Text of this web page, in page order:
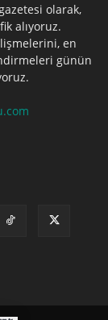
olarak,
alıyoruz.
en
günün